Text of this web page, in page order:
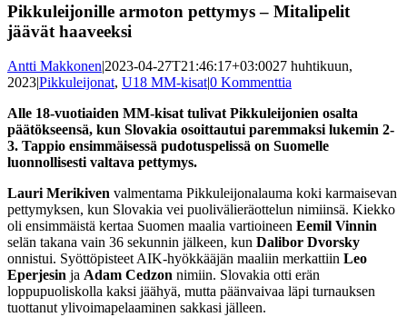
Pikkuleijonille armoton pettymys – Mitalipelit
jäävät haaveeksi
Antti Makkonen|2023-04-27T21:46:17+03:0027 huhtikuun,
2023|Pikkuleijonat, U18 MM-kisat|0 Kommenttia
Alle 18-vuotiaiden MM-kisat tulivat Pikkuleijonien osalta
päätökseensä, kun Slovakia osoittautui paremmaksi lukemin 2-
3. Tappio ensimmäisessä pudotuspelissä on Suomelle
luonnollisesti valtava pettymys.
Lauri Merikiven valmentama Pikkuleijonalauma koki karmaisevan
pettymyksen, kun Slovakia vei puolivälieräottelun nimiinsä. Kiekko
oli ensimmäistä kertaa Suomen maalia vartioineen Eemil Vinnin
selän takana vain 36 sekunnin jälkeen, kun Dalibor Dvorsky
onnistui. Syöttöpisteet AIK-hyökkääjän maaliin merkattiin Leo
Eperjesin ja Adam Cedzon nimiin. Slovakia otti erän
loppupuoliskolla kaksi jäähyä, mutta päänvaivaa läpi turnauksen
tuottanut ylivoimapelaaminen sakkasi jälleen.